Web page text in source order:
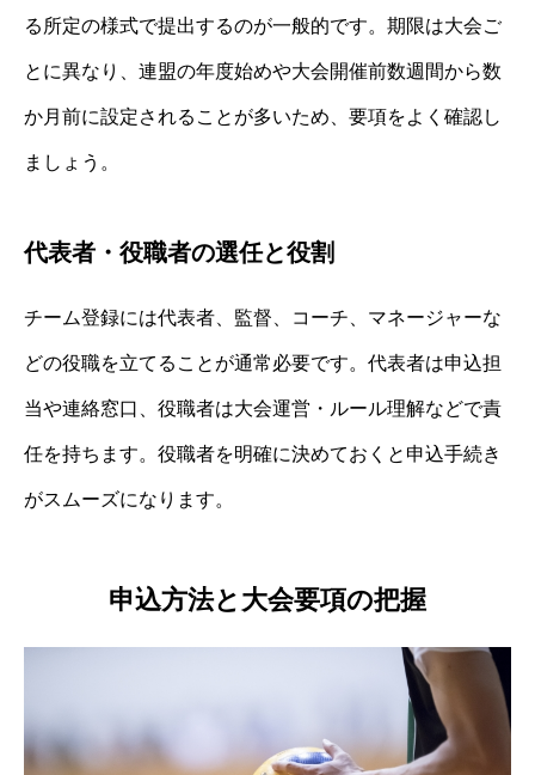
る所定の様式で提出するのが一般的です。期限は大会ご
とに異なり、連盟の年度始めや大会開催前数週間から数
か月前に設定されることが多いため、要項をよく確認し
ましょう。
代表者・役職者の選任と役割
チーム登録には代表者、監督、コーチ、マネージャーな
どの役職を立てることが通常必要です。代表者は申込担
当や連絡窓口、役職者は大会運営・ルール理解などで責
任を持ちます。役職者を明確に決めておくと申込手続き
がスムーズになります。
申込方法と大会要項の把握